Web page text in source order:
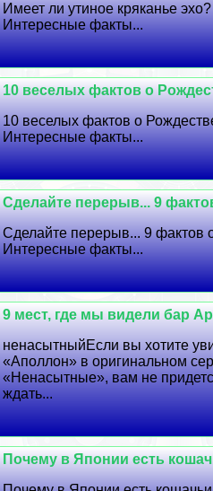
Имеет ли утиное кряканье
Интересные факты...
10 веселых фактов о
10 веселых фактов о
Интересные факты...
Сделайте перерыв... 9
Сделайте перерыв... 9 фактов
Интересные факты...
9 мест, где мы видели бар
ненасытныйЕсли вы хотите
«Аполлон» в оригинальном
«Ненасытные», вам не
ждать...
Почему в Японии есть